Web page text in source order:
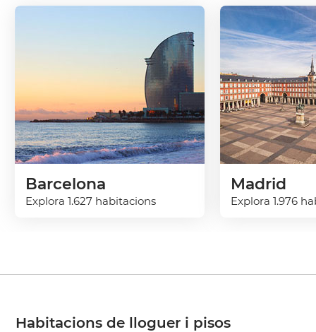
Barcelona
Explora 1.627 habitacions
Madrid
Explora 1.976
Habitacions de lloguer i pisos